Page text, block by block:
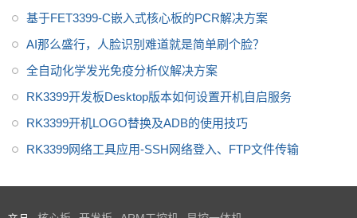
基于FET3399-C嵌入式核心板的PCR解决方案
AI那么盛行，人脸识别难道就是简单刷个脸？
全自动化学发光免疫分析仪解决方案
RK3399开发板Desktop版本如何设置开机自启服务
RK3399开机LOGO替换及ADB的使用技巧
RK3399网络工具应用-SSH网络登入、FTP文件传输